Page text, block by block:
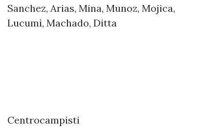
Sanchez, Arias, Mina, Munoz, Mojica,
Lucumì, Machado, Ditta
Centrocampisti